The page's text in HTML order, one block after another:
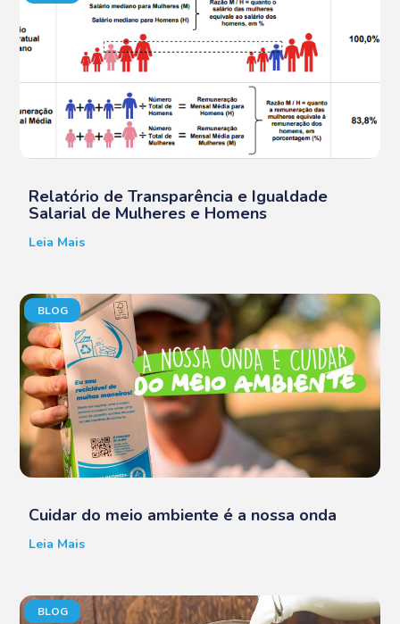
Relatório de Transparência e Igualdade
Salarial de Mulheres e Homens
Leia Mais
BLOG
Cuidar do meio ambiente é a nossa onda
Leia Mais
BLOG